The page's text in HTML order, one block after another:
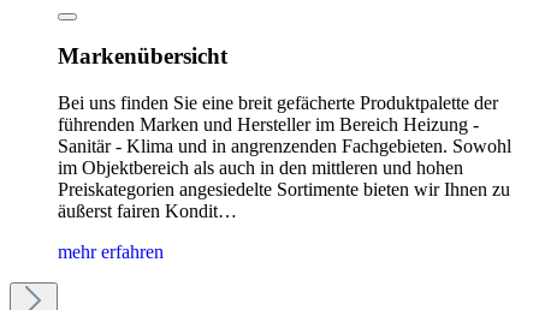
Markenübersicht
Bei uns finden Sie eine breit gefächerte Produktpalette der
führenden Marken und Hersteller im Bereich Heizung -
Sanitär - Klima und in angrenzenden Fachgebieten. Sowohl
im Objektbereich als auch in den mittleren und hohen
Preiskategorien angesiedelte Sortimente bieten wir Ihnen zu
äußerst fairen Kondit…
mehr erfahren